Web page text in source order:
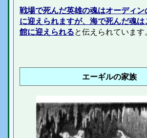
戦場で死んだ英雄の魂はオーディン
に迎えられますが、海で死んだ魂
館に迎えられると伝えられています。
エーギルの家族